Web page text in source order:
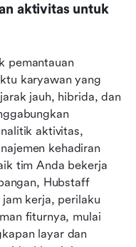
aktivitas untuk
pemantauan
karyawan yang
jauh, hibrida, dan
aktivitas,
kehadiran
tim Anda bekerja
Hubstaff
kerja, perilaku
fiturnya, mulai
layar dan